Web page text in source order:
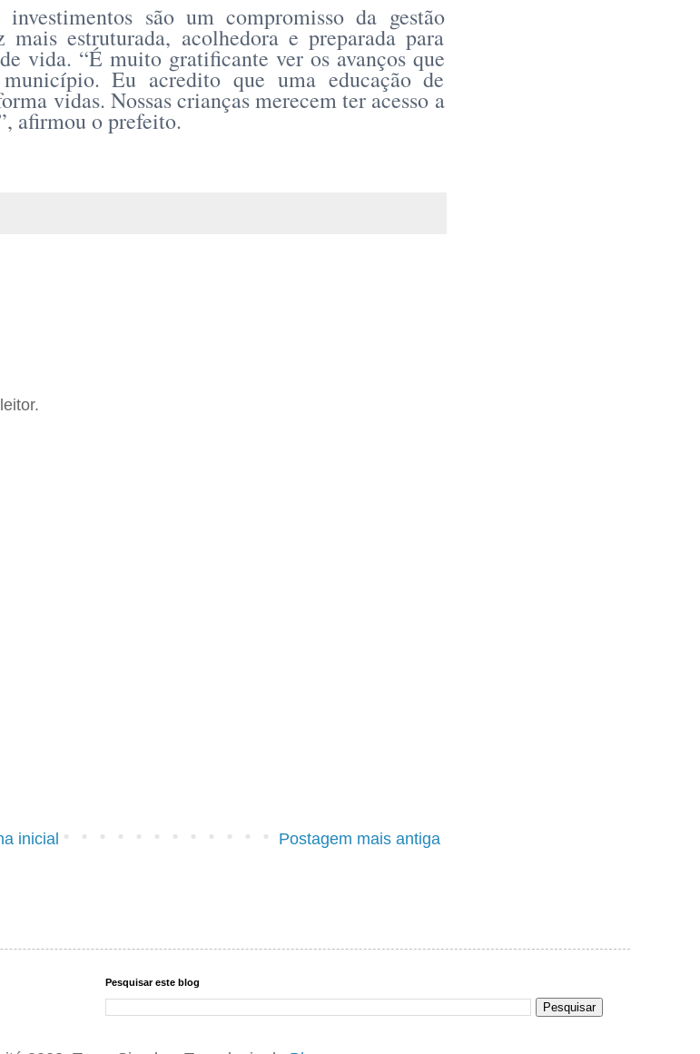
são um compromisso da gestão
estruturada, acolhedora e preparada para
vida. “É muito gratificante ver os avanços que
Eu acredito que uma educação de
vidas. Nossas crianças merecem ter acesso a
afirmou o prefeito.
Postagem mais antiga
inicial
Pesquisar este blog